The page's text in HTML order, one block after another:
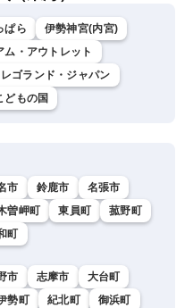
ぱら
伊勢神宮(内宮)
ム・アウトレット
レゴランド・ジャパン
どもの国
市 鈴鹿市
名張市
曽岬町 東員町
菰野町
町
市 志摩市
大台町
勢町 紀北町
御浜町